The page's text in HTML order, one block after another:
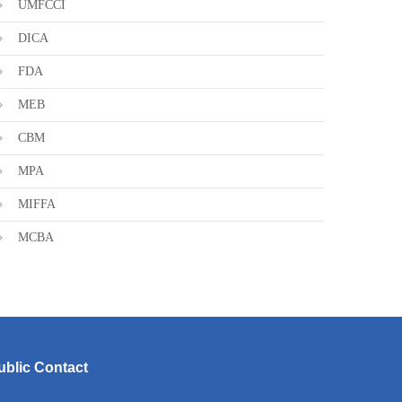
UMFCCI
DICA
FDA
MEB
CBM
MPA
MIFFA
MCBA
Contact